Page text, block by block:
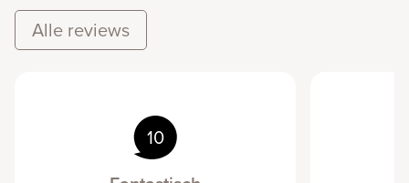
Alle reviews
10